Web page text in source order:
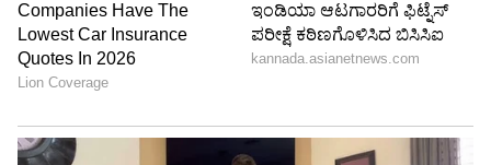
ಆರೋಗ್ಯ , ಸೌಂದರ್ಯ, ಫಿಟ್‌ನೆಸ್,ಕಿಚನ್ ಟಿಪ್ಸ್‌,
ಸಂಬಂಧ,ಫ್ಯಾಷನ್
ಅಪ್ಡೇಟ್‌ಗಳಿಗಾಗಿ
ಏಷ್ಯಾನೆಟ್ ಸುವರ್ಣ ನ್ಯೂಸ್‌ ಫಾಲೋ ಮಾಡಿ.
ಸಂಪೂರ್ಣ ಮಾಹಿತಿ ಒಂದೇ ಕ್ಲಿಕ್‌ನಲ್ಲಿ ಲಭ್ಯ. ಏಷ್ಯಾನೆಟ್
ಸುವರ್ಣ ನ್ಯೂಸ್ ಅಧಿಕೃತ ಆ್ಯಪ್ ಡೌನ್‌ಲೋಡ್ ಮಾಡಿ